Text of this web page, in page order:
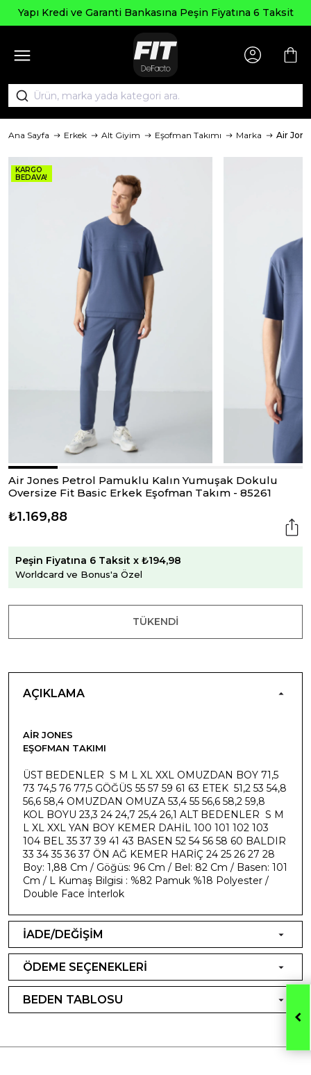
Yapı Kredi ve Garanti Bankasına Peşin Fiyatına 6 Taksit
Ana Sayfa Erkek Alt Giyim Eşofman Takımı Marka Air
KARGO
BEDAVA!
Air Jones Petrol Pamuklu Kalın Yumuşak Dokulu
Oversize Fit Basic Erkek Eşofman Takım - 85261
₺1.169,88
Peşin Fiyatına 6 Taksit x ₺194,98
Worldcard ve Bonus'a Özel
TÜKENDI
AÇIKLAMA
AIR JONES
EŞOFMAN TAKIMI
ÜST BEDENLER S M L XL XXL OMUZDAN BOY 71,5
73 74,5 76 77,5 GÖĞÜS 55 57 59 61 63 ETEK 51,2 53 54,8
56,6 58,4 OMUZDAN OMUZA 53,4 55 56,6 58,2 59,8
KOL BOYU 23,3 24 24,7 25,4 26,1 ALT BEDENLER S M
L XL XXL YAN BOY KEMER DAHİL 100 101 102 103
104 BEL 35 37 39 41 43 BASEN 52 54 56 58 60 BALDIR
33 34 35 36 37 ÖN AĞ KEMER HARİÇ 24 25 26 27 28
Boy: 1,88 Cm / Göğüs: 96 Cm / Bel: 82 Cm / Basen: 101
Cm / L Kumaş Bilgisi : %82 Pamuk %18 Polyester /
Double Face İnterlok
İADE/DEĞİŞİM
ÖDEME SEÇENEKLERİ
BEDEN TABLOSU